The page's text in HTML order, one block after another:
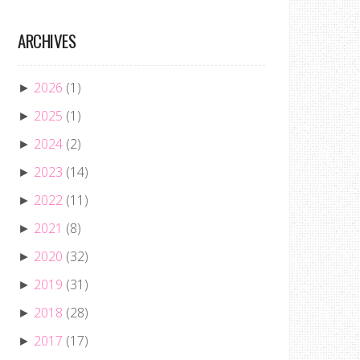
ARCHIVES
► 2026 (1)
► 2025 (1)
► 2024 (2)
► 2023 (14)
► 2022 (11)
► 2021 (8)
► 2020 (32)
► 2019 (31)
► 2018 (28)
► 2017 (17)